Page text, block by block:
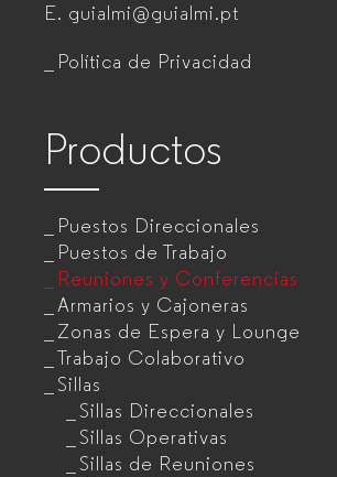
E. guialmi@guialmi.pt
Política de Privacidad
Productos
Puestos Direccionales
Puestos de Trabajo
Reuniones y Conferencias
Armarios y Cajoneras
Zonas de Espera y Lounge
Trabajo Colaborativo
Sillas
Sillas Direccionales
Sillas Operativas
Sillas de Reuniones